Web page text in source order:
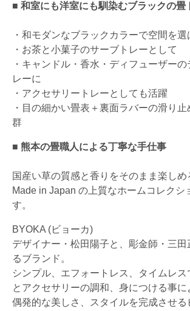
■ 和室にも洋室にも馴染むブラックの畳
・和モダンなブラックカラーで空間を選
・お茶と小菓子のサーブトレーとして
・キャンドル・香水・ディフューザーの
レーに
・アクセサリートレーとしても活躍
・目の細かい畳表＋裏面ラバーの滑り
群
■ 熊本の畳職人による丁寧な手仕事
国産い草の質感と香りをそのまま楽しめ
Made in Japan の上質なホームコレクシ
す。
BYOKA (ビョーカ)
デザイナー・松田陽子と、彫金師・三田
るブランド。
シンプル、エフォートレス、タイムレス
とアクセサリーの調和、身につける事に
偶発的な美しさ、スタイルを完成させ